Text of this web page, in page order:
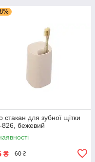
стакан для зубної щітки
826, бежевий
₴ 60 ₴